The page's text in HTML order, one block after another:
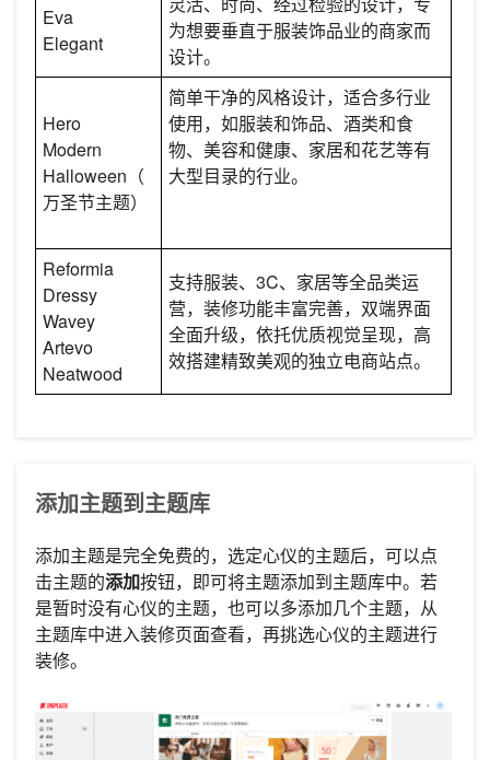
Eva
Elegant
为想要垂直于服装饰品业的商家而
设计。
Hero
Modern
Halloween（
万圣节主题）
简单干净的风格设计，适合多行业
使用，如服装和饰品、酒类和食
物、美容和健康、家居和花艺等有
大型目录的行业。
Reformia
Dressy
Wavey
Artevo
Neatwood
支持服装、3C、家居等全品类运
营，装修功能丰富完善，双端界面
全面升级，依托优质视觉呈现，高
效搭建精致美观的独立电商站点。
添加主题到主题库
添加主题是完全免费的，选定心仪的主题后，可以点
击主题的添加按钮，即可将主题添加到主题库中。若
是暂时没有心仪的主题，也可以多添加几个主题，从
主题库中进入装修页面查看，再挑选心仪的主题进行
装修。